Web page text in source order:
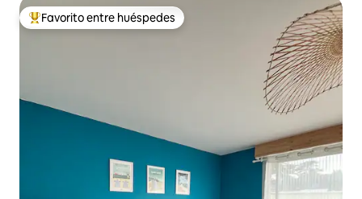
Favorito entre los huéspedes más destacados
Favorito entre huéspedes